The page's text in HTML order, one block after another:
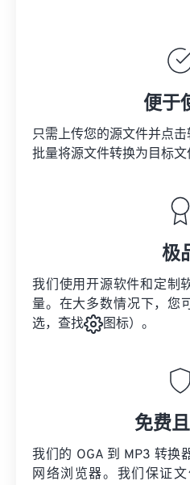
便于
只需上传您的源文件并点
批量将源文件转换为目标文
极
我们使用开源软件和定制
量。在大多数情况下，您
选，查找
图标）。
免费
我们的 OGA 到 MP3 转换
网络浏览器。我们保证